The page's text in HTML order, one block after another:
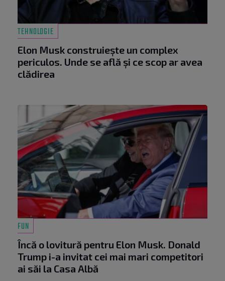
TEHNOLOGIE
Elon Musk construiește un complex
periculos. Unde se află și ce scop ar avea
clădirea
FUN
Încă o lovitură pentru Elon Musk. Donald
Trump i-a invitat cei mai mari competitori
ai săi la Casa Albă